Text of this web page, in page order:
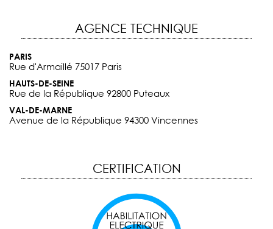
AGENCE TECHNIQUE
PARIS
Rue d'Armaillé 75017 Paris
HAUTS-DE-SEINE
Rue de la République 92800 Puteaux
VAL-DE-MARNE
Avenue de la République 94300 Vincennes
CERTIFICATION